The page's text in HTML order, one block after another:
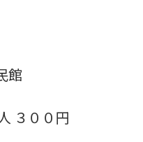
館
３００円